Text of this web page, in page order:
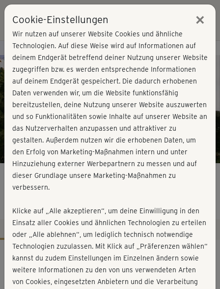
Play
Video
Kursvorschau - Jetzt mitmachen!
schwanger & fit - Wohlfühlkurs
Workout-Facts
leicht
17 Min
Cookie-Einstellungen ×
Wir nutzen auf unserer Website Cookies und ähnliche
Technologien. Auf diese Weise wird auf Informationen auf
deinem Endgerät betreffend deiner Nutzung unserer Website
zugegriffen bzw. es werden entsprechende Informationen
auf deinem Endgerät gespeichert. Die dadurch erhobenen
Daten verwenden wir, um die Website funktionsfähig
bereitzustellen, deine Nutzung unserer Website auszuwerten
und so Funktionalitäten sowie Inhalte auf unserer Website an
das Nutzerverhalten anzupassen und attraktiver zu
gestalten. Außerdem nutzen wir die erhobenen Daten, um
den Erfolg von Marketing-Maßnahmen intern und unter
Hinzuziehung externer Werbepartnern zu messen und auf
dieser Grundlage unsere Marketing-Maßnahmen zu
verbessern.
Klicke auf „Alle akzeptieren“, um deine Einwilligung in den
Einsatz aller Cookies und ähnlichen Technologien zu erteilen
oder „Alle ablehnen“, um lediglich technisch notwendige
Technologien zuzulassen. Mit Klick auf „Präferenzen wählen“
kannst du zudem Einstellungen im Einzelnen ändern sowie
weitere Informationen zu den von uns verwendeten Arten
von Cookies, eingesetzten Anbietern und die Verarbeitung